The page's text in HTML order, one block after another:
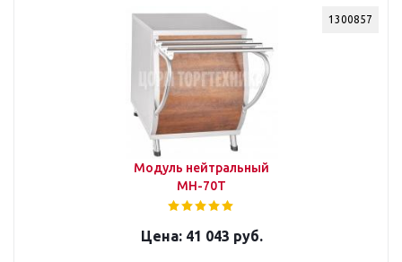
1300857
Модуль нейтральный
МН-70Т
41 043 руб.